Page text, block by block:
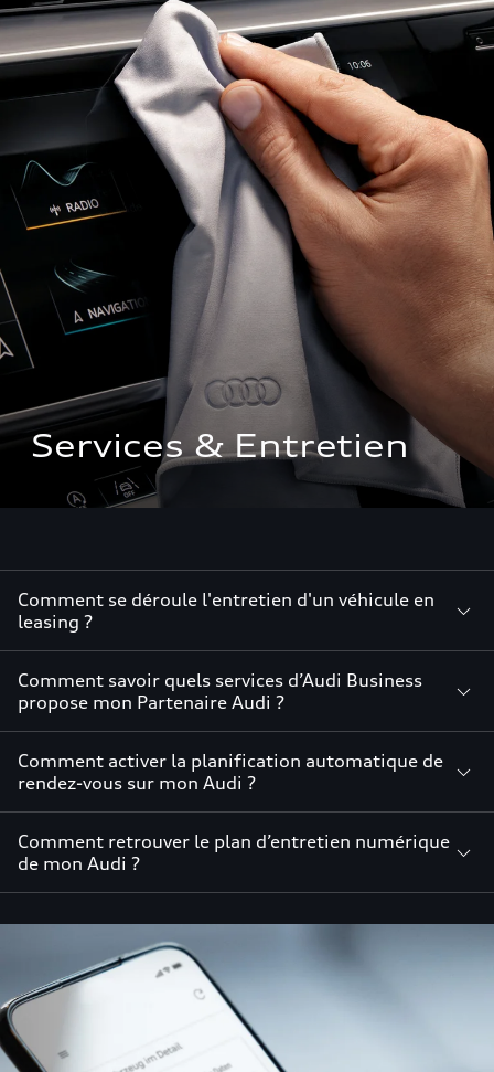
Services & Entretien
Comment se déroule l'entretien d'un véhicule en
leasing ?
Comment savoir quels services d’Audi Business
propose mon Partenaire Audi ?
Comment activer la planification automatique de
rendez-vous sur mon Audi ?
Comment retrouver le plan d’entretien numérique
de mon Audi ?